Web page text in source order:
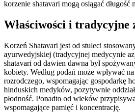
korzenie shatavari mogą osiągać długość
Właściwości i tradycyjne
Korzeń Shatavari jest od stuleci
ayurwedyjskiej (tradycyjnej medycynie
shatavari od dawien dawna był
kobiety. Według podań może wpływać
rozrodczego, wspomagając gospodarkę
hinduskich medyków, pozytywnie
płodność. Ponadto od wieków
wspomagające pamięć i koncentrację.